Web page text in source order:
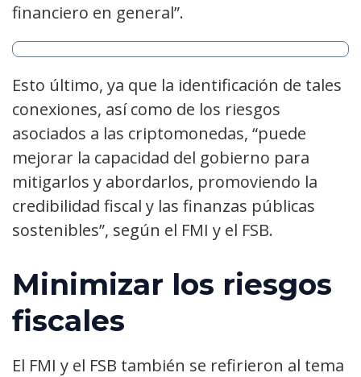
financiero en general”.
Esto último, ya que la identificación de tales
conexiones, así como de los riesgos
asociados a las criptomonedas, “puede
mejorar la capacidad del gobierno para
mitigarlos y abordarlos, promoviendo la
credibilidad fiscal y las finanzas públicas
sostenibles”, según el FMI y el FSB.
Minimizar los riesgos
fiscales
El FMI y el FSB también se refirieron al tema